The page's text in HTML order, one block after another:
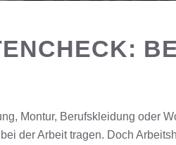
Montur, Berufskleidung oder
der Arbeit tragen. Doch